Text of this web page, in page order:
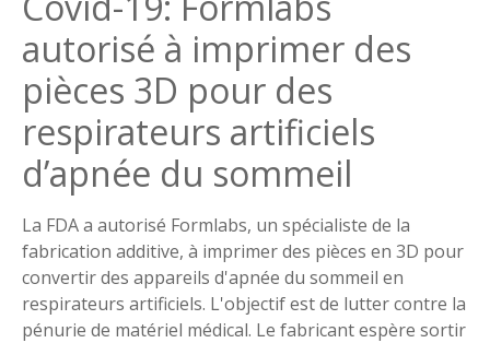
autorisé à imprimer des
pièces 3D pour des
respirateurs artificiels
d’apnée du sommeil
La FDA a autorisé Formlabs, un spécialiste de la
fabrication additive, à imprimer des pièces en 3D pour
convertir des appareils d'apnée du sommeil en
respirateurs artificiels. L'objectif est de lutter contre la
pénurie de matériel médical. Le fabricant espère sortir